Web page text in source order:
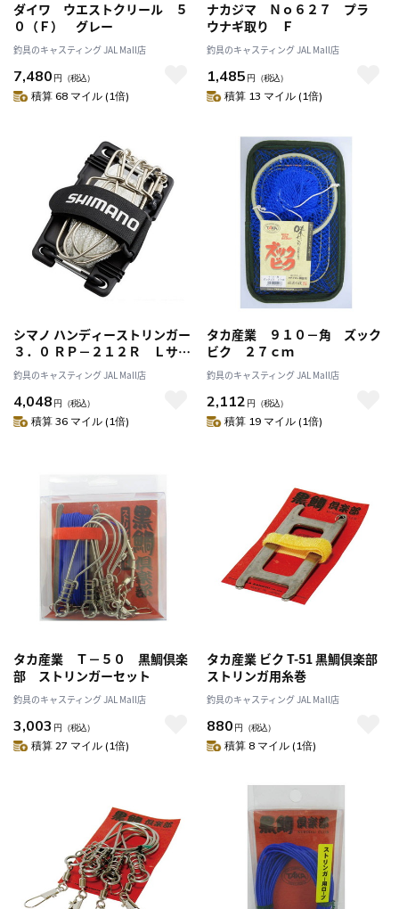
ダイワ ウエストクリール ５
０（Ｆ） グレー
釣具のキャスティング JAL Mall店
7,480 円 （税込）
積算 68 マイル (1倍)
ナカジマ Ｎｏ６２７ プラ
ウナギ取り Ｆ
釣具のキャスティング JAL Mall店
1,485 円 （税込）
積算 13 マイル (1倍)
シマノ ハンディーストリンガー
３．０ ＲＰ－２１２Ｒ Ｌサイ
ズ
釣具のキャスティング JAL Mall店
4,048 円 （税込）
積算 36 マイル (1倍)
タカ産業 ９１０－角 ズック
ビク ２７ｃｍ
釣具のキャスティング JAL Mall店
2,112 円 （税込）
積算 19 マイル (1倍)
タカ産業 Ｔ－５０ 黒鯛倶楽
部 ストリンガーセット
釣具のキャスティング JAL Mall店
3,003 円 （税込）
積算 27 マイル (1倍)
タカ産業 ビク T-51 黒鯛倶楽部
ストリンガ用糸巻
釣具のキャスティング JAL Mall店
880 円 （税込）
積算 8 マイル (1倍)